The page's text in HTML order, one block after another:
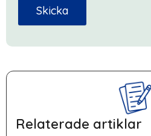
Skicka
Relaterade artiklar